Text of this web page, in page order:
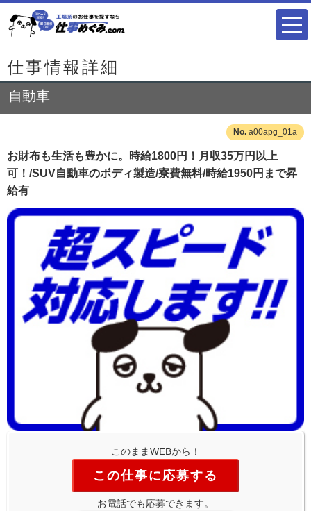
仕事情報詳細
自動車
a00apg_01a
お財布も生活も豊かに。時給1800円！月収35万円以上
可！/SUV自動車のボディ製造/寮費無料/時給1950円まで昇
給有
このままWEBから！
この仕事に応募する
お電話でも応募できます。